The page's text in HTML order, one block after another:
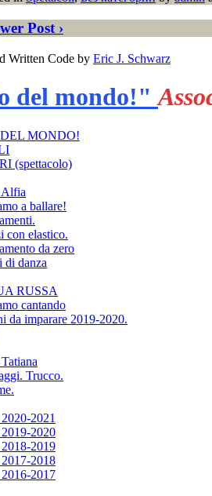
Post ›
Written Code by Eric J. Schwarz
del mondo!"
MONDO!
(spettacolo)
a ballare!
con elastico.
da zero
di danza
RUSSA
cantando
da imparare 2019-2020.
Trucco.
2021
2020
2019
2018
2017